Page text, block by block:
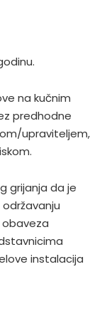
na kučnim
predhodne
upraviteljem,
grijanja da je
obaveza
instalacija